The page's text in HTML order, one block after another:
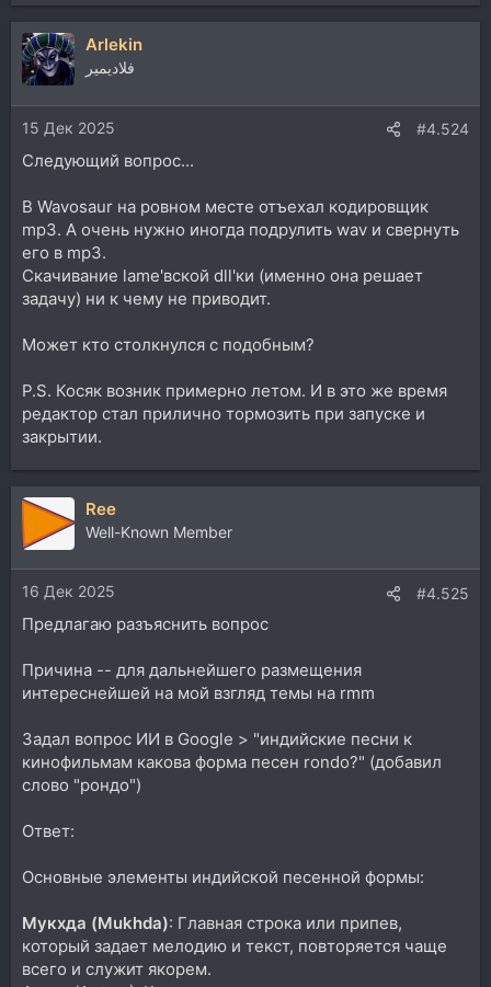
Arlekin
فلاديمير
15 Дек 2025 #4.524
Следующий вопрос...
В Wavosaur на ровном месте отъехал кодировщик
mp3. А очень нужно иногда подрулить wav и свернуть
его в mp3.
Скачивание lame'вской dll'ки (именно она решает
задачу) ни к чему не приводит.
Может кто столкнулся с подобным?
P.S. Косяк возник примерно летом. И в это же время
редактор стал прилично тормозить при запуске и
закрытии.
Ree
Well-Known Member
16 Дек 2025 #4.525
Предлагаю разъяснить вопрос
Причина -- для дальнейшего размещения
интереснейшей на мой взгляд темы на rmm
Задал вопрос ИИ в Google > "индийские песни к
кинофильмам какова форма песен rondo?" (добавил
слово "рондо")
Ответ:
Основные элементы индийской песенной формы:
Мукхда (Mukhda): Главная строка или припев,
который задает мелодию и текст, повторяется чаще
всего и служит якорем.